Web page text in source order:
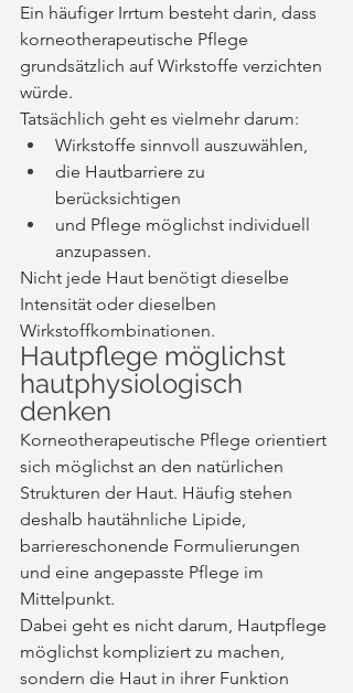
Ein häufiger Irrtum besteht darin, dass
korneotherapeutische Pflege
grundsätzlich auf Wirkstoffe verzichten
würde.
Tatsächlich geht es vielmehr darum:
Wirkstoffe sinnvoll auszuwählen,
die Hautbarriere zu
berücksichtigen
und Pflege möglichst individuell
anzupassen.
Nicht jede Haut benötigt dieselbe
Intensität oder dieselben
Wirkstoffkombinationen.
Hautpflege möglichst
hautphysiologisch
denken
Korneotherapeutische Pflege orientiert
sich möglichst an den natürlichen
Strukturen der Haut. Häufig stehen
deshalb hautähnliche Lipide,
barriereschonende Formulierungen
und eine angepasste Pflege im
Mittelpunkt.
Dabei geht es nicht darum, Hautpflege
möglichst kompliziert zu machen,
sondern die Haut in ihrer Funktion